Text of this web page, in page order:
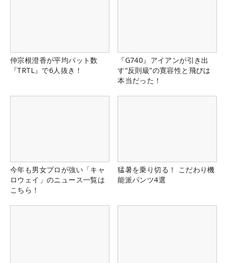
仲宗根澄香が平均パット数
『TRTL』で6人抜き！
『G740』アイアンが引き出
す“反則級”の寛容性と飛びは
本当だった！
今年も男女プロが強い「キャ
ロウェイ」のニュース一覧は
こちら！
猛暑を乗り切る！ こだわり機
能派パンツ4選